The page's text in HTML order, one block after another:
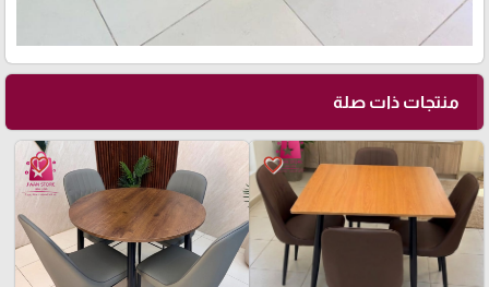
🎓
منتجات ذات صلة
favorite_border
favorite_border